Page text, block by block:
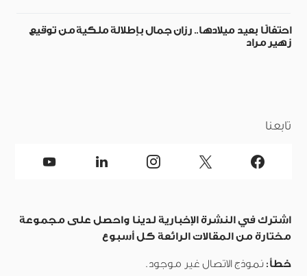
احتفالًا بعيد ميلادها.. رزان جمال بإطلالة ملكية من توقيع
زهير مراد
تابعنا
اشترك في النشرة الإخبارية لدينا واحصل على مجموعة
مختارة من المقالات الرائعة كل أسبوع
خطأ: نموذج الاتصال غير موجود.